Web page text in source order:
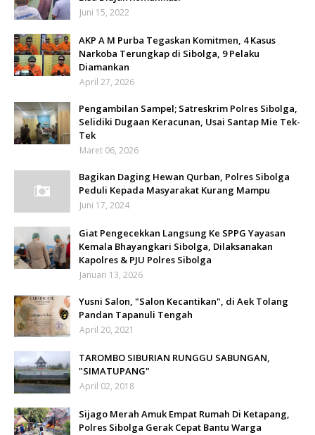
Juni 15, 2022
AKP A M Purba Tegaskan Komitmen, 4 Kasus
Narkoba Terungkap di Sibolga, 9 Pelaku
Diamankan
April 27, 2026
Pengambilan Sampel; Satreskrim Polres Sibolga,
Selidiki Dugaan Keracunan, Usai Santap Mie Tek-
Tek
Maret 06, 2026
Bagikan Daging Hewan Qurban, Polres Sibolga
Peduli Kepada Masyarakat Kurang Mampu
Juni 17, 2024
Giat Pengecekkan Langsung Ke SPPG Yayasan
Kemala Bhayangkari Sibolga, Dilaksanakan
Kapolres & PJU Polres Sibolga
Januari 13, 2026
Yusni Salon, "Salon Kecantikan", di Aek Tolang
Pandan Tapanuli Tengah
April 20, 2021
TAROMBO SIBURIAN RUNGGU SABUNGAN,
"SIMATUPANG"
April 02, 2018
Sijago Merah Amuk Empat Rumah Di Ketapang,
Polres Sibolga Gerak Cepat Bantu Warga